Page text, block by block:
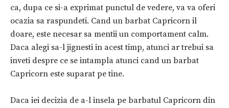
ca, dupa ce si-a exprimat punctul de vedere, va va oferi
ocazia sa raspundeti. Cand un barbat Capricorn il
doare, este necesar sa mentii un comportament calm.
Daca alegi sa-l jignesti in acest timp, atunci ar trebui sa
inveti despre ce se intampla atunci cand un barbat
Capricorn este suparat pe tine.
Daca iei decizia de a-l insela pe barbatul Capricorn din